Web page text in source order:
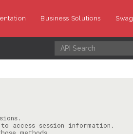
Business Solutions Swag